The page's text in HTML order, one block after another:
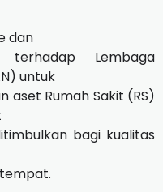
dan
terhadap Lembaga
untuk
aset Rumah Sakit (RS)
bagi kualitas